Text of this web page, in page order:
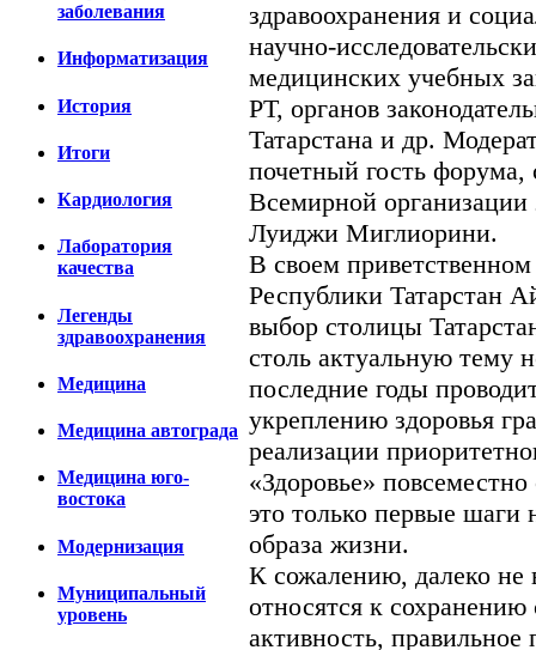
заболевания
Информатизация
История
Итоги
Кардиология
Лаборатория
качества
Легенды
здравоохранения
Медицина
Медицина автограда
Медицина юго-
востока
Модернизация
Муниципальный
уровень
здравоохранения и
научно-
медицинских учебных
РТ, органов
Татарстана и др.
почетный гость форума,
Всемирной организации
Луиджи Миглиорини.
В своем
Республики Татарстан
выбор столицы
столь актуальную тему
последние годы
укреплению здоровья
реализации
«Здоровье»
это только первые шаги
образа жизни.
К сожалению, далеко не
относятся к сохранению
активность,